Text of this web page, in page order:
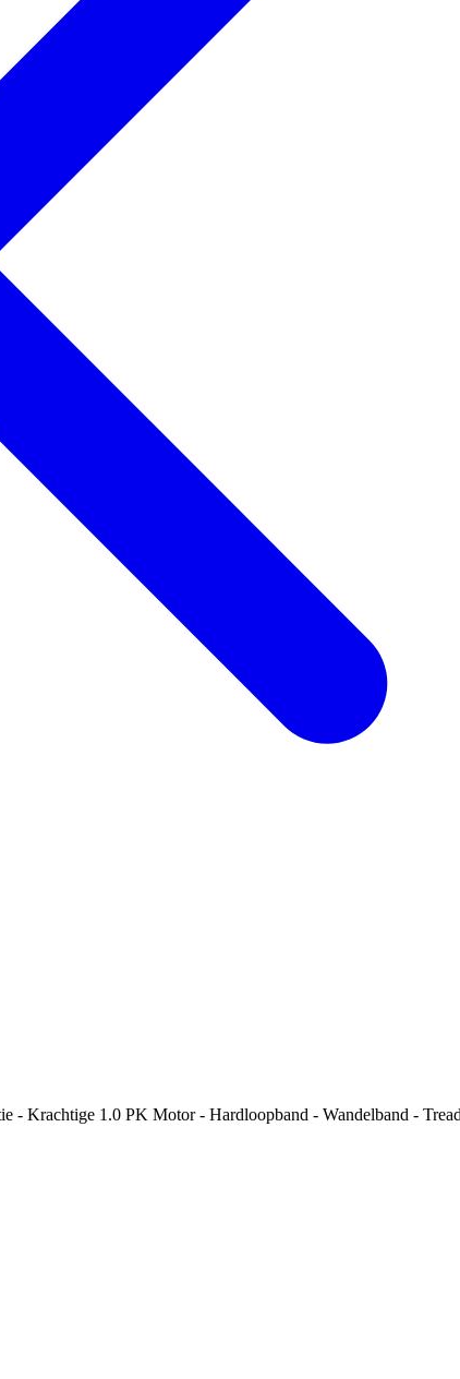
Krachtige 1.0 PK Motor - Hardloopband - Wandelband -